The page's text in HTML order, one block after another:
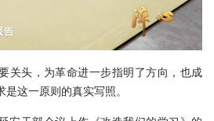
关头，为革命进一步指明了方向，也成
这一原则的真实写照。